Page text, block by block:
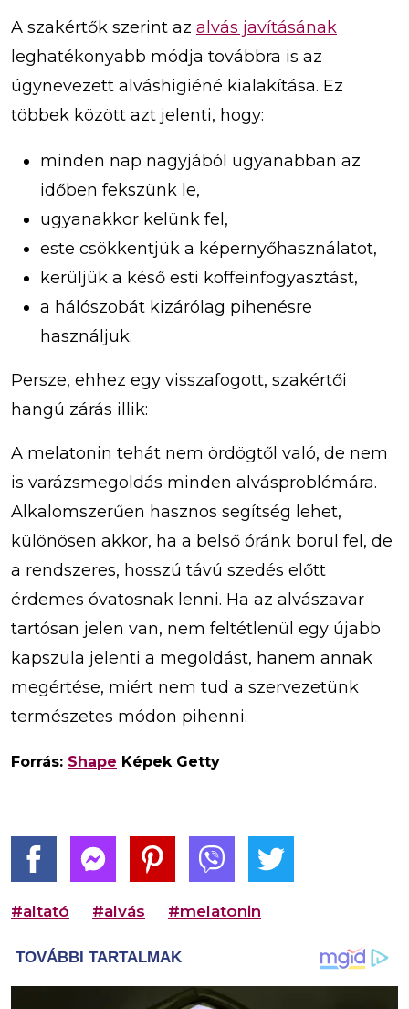
A szakértők szerint az alvás javításának
leghatékonyabb módja továbbra is az
úgynevezett alváshigiéné kialakítása. Ez
többek között azt jelenti, hogy:
minden nap nagyjából ugyanabban az
időben fekszünk le,
ugyanakkor kelünk fel,
este csökkentjük a képernyőhasználatot,
kerüljük a késő esti koffeinfogyasztást,
a hálószobát kizárólag pihenésre
használjuk.
Persze, ehhez egy visszafogott, szakértői
hangú zárás illik:
A melatonin tehát nem ördögtől való, de nem
is varázsmegoldás minden alvásproblémára.
Alkalomszerűen hasznos segítség lehet,
különösen akkor, ha a belső óránk borul fel, de
a rendszeres, hosszú távú szedés előtt
érdemes óvatosnak lenni. Ha az alvászavar
tartósan jelen van, nem feltétlenül egy újabb
kapszula jelenti a megoldást, hanem annak
megértése, miért nem tud a szervezetünk
természetes módon pihenni.
Forrás: Shape Képek Getty
#altató #alvás #melatonin